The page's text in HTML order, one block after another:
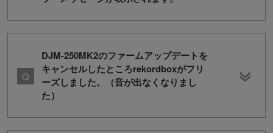
DJM-250MK2のファームアップデートを
キャンセルしたところrekordboxがフリ
ーズしました。（音が出なくなりまし
た）